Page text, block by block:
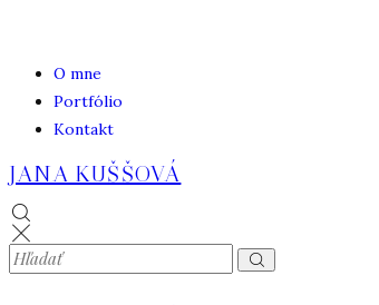
O mne
Portfólio
Kontakt
JANA KUŠŠOVÁ